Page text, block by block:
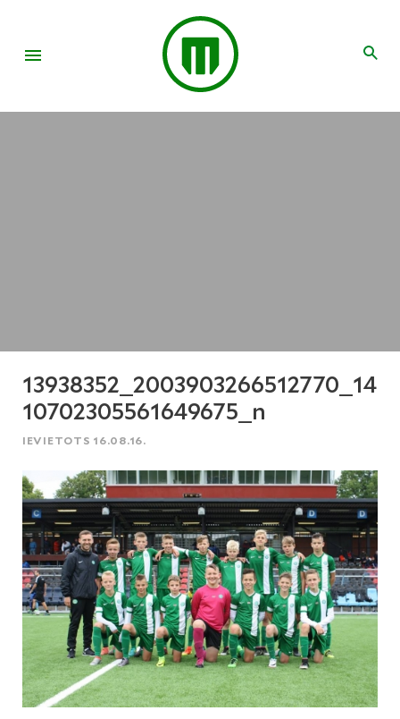
13938352_2003903266512770_14
10702305561649675_n
IEVIETOTS 16.08.16.